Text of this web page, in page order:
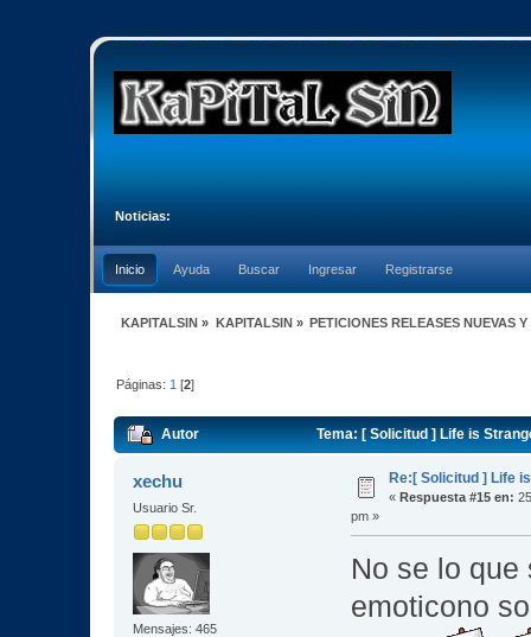
Noticias:
Inicio Ayuda Buscar Ingresar Registrarse
KAPITALSIN » KAPITALSIN» PETICIONES RELEASES NUEVAS
Páginas: 1 [2]
Autor Tema: [ Solicitud ] Life is
xechu
Usuario Sr.
Mensajes: 465
Re:[ Solicitud ] Life
« Respuesta #15 en:
pm »
No se lo que
emoticono